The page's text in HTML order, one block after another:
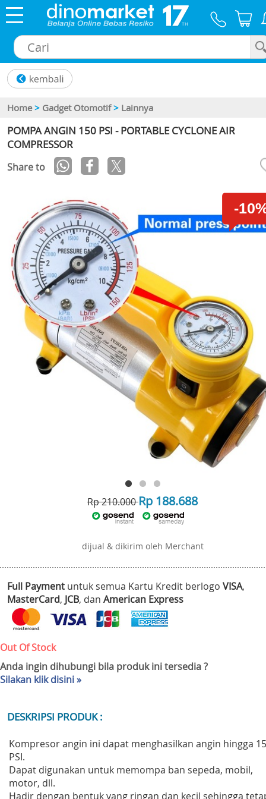
Home > Gadget Otomotif > Lainnya
POMPA ANGIN 150 PSI - PORTABLE CYCLONE AIR
COMPRESSOR
Share to
-
Rp 210.000Rp 188.688
dijual & dikirim oleh Merchant
Full Payment untuk semua Kartu Kredit berlogo VISA,
MasterCard, JCB, dan American Express
Out Of Stock
Anda ingin dihubungi bila produk ini tersedia ?
Silakan klik disini »
DESKRIPSI PRODUK :
Kompresor angin ini dapat menghasilkan angin hingga
PSI.
Dapat digunakan untuk memompa ban sepeda, mobil,
motor, dll.
Hadir dengan bentuk yang ringan dan kecil sehingga